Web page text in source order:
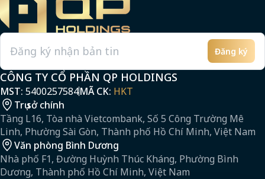
Email Đăng ký
CÔNG TY CỔ PHẦN QP HOLDINGS
MST: 5400257584MÃ CK: HKT
Trụ sở chính
Tầng L16, Tòa nhà Vietcombank, Số 5 Công Trường Mê
Linh, Phường Sài Gòn, Thành phố Hồ Chí Minh, Việt Nam
Văn phòng Bình Dương
Nhà phố F1, Đường Huỳnh Thúc Kháng, Phường Bình
Dương, Thành phố Hồ Chí Minh, Việt Nam